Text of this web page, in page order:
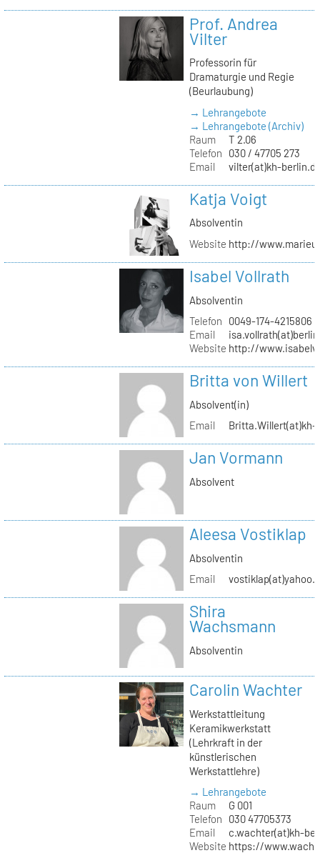
Prof. Andrea
Vilter
Professorin für
Dramaturgie und Regie
(Beurlaubung)
→ Lehrangebote
→ Lehrangebote (Archiv)
Raum
T 2.06
Telefon
030 / 47705 273
Email
vilter(at)kh-
Katja Voigt
Absolventin
Website http://
Isabel Vollrath
Absolventin
Telefon
0049-174-4215806
Email
Website http://
Britta von Willert
Absolvent(in)
Email
Britta.Willert(at)kh-
Jan Vormann
Absolvent
Aleesa Vostiklap
Absolventin
Email
Shira
Wachsmann
Absolventin
Carolin Wachter
Werkstattleitung
Keramikwerkstatt
(Lehrkraft in der
künstlerischen
Werkstattlehre)
→ Lehrangebote
Raum
G 001
Telefon
030 47705373
Email
c.wachter(at)kh-
Website https://